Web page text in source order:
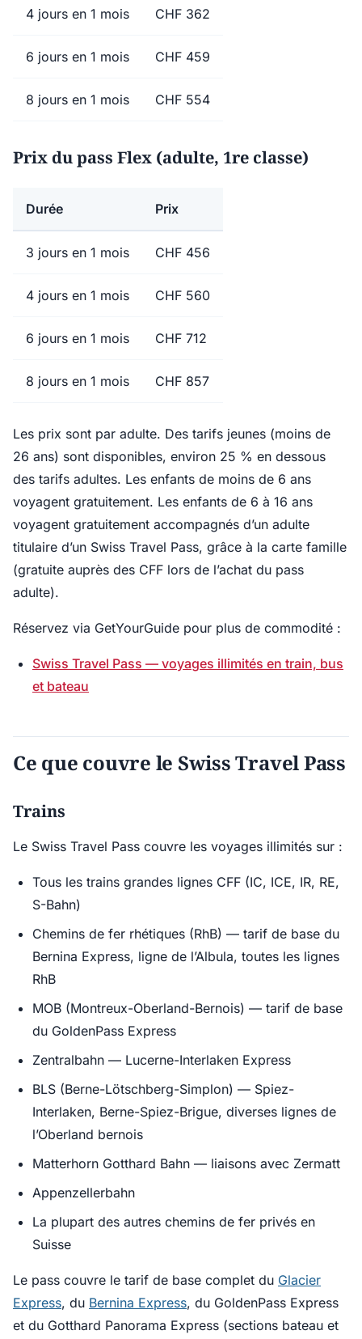
4 jours en 1 mois CHF 362
6 jours en 1 mois CHF 459
8 jours en 1 mois CHF 554
Prix du pass Flex (adulte, 1re classe)
Durée Prix
3 jours en 1 mois CHF 456
4 jours en 1 mois CHF 560
6 jours en 1 mois CHF 712
8 jours en 1 mois CHF 857
Les prix sont par adulte. Des tarifs jeunes (moins de
26 ans) sont disponibles, environ 25 % en dessous
des tarifs adultes. Les enfants de moins de 6 ans
voyagent gratuitement. Les enfants de 6 à 16 ans
voyagent gratuitement accompagnés d’un adulte
titulaire d’un Swiss Travel Pass, grâce à la carte famille
(gratuite auprès des CFF lors de l’achat du pass
adulte).
Réservez via GetYourGuide pour plus de commodité :
Swiss Travel Pass — voyages illimités en train, bus
et bateau
Ce que couvre le Swiss Travel Pass
Trains
Le Swiss Travel Pass couvre les voyages illimités sur :
Tous les trains grandes lignes CFF (IC, ICE, IR, RE,
S-Bahn)
Chemins de fer rhétiques (RhB) — tarif de base du
Bernina Express, ligne de l’Albula, toutes les lignes
RhB
MOB (Montreux-Oberland-Bernois) — tarif de base
du GoldenPass Express
Zentralbahn — Lucerne-Interlaken Express
BLS (Berne-Lötschberg-Simplon) — Spiez-
Interlaken, Berne-Spiez-Brigue, diverses lignes de
l’Oberland bernois
Matterhorn Gotthard Bahn — liaisons avec Zermatt
Appenzellerbahn
La plupart des autres chemins de fer privés en
Suisse
Le pass couvre le tarif de base complet du Glacier
Express, du Bernina Express, du GoldenPass Express
et du Gotthard Panorama Express (sections bateau et